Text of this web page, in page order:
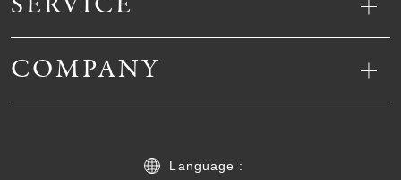
COMPANY
Language :